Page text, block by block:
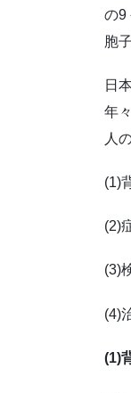
の9
胞
日
年
人
(1)
(2)
(3)
(4)
(1)